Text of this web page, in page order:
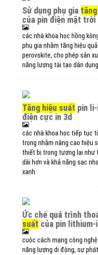
sử dụng phụ gia
của pin điện mặt
các nhà khoa học hồng
phụ gia nhằm tăng hiệu
perovskite, cho phép sản
năng lượng tái tạo dân dụng.
tăng hiệu suất pin
điện cực in 3d
các nhà khoa học tiếp tục
trọng nhằm nâng cao hiệu
thiết bị trong tương lai như
dài hơn và khả năng sạc
xanh.
ức chế quá trình
suất của pin lithium-
cuộc cách mạng công
năng lượng di động, sự